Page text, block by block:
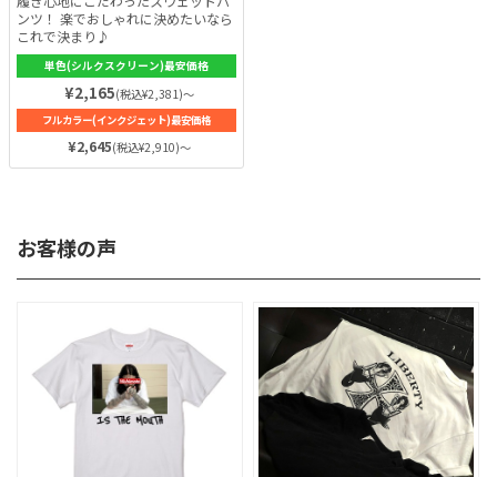
ンツ！ 楽でおしゃれに決めたいなら
これで決まり♪
単色(シルクスクリーン)最安価格
¥2,165(税込¥2,381)～
フルカラー(インクジェット)最安価格
¥2,645(税込¥2,910)～
お客様の声